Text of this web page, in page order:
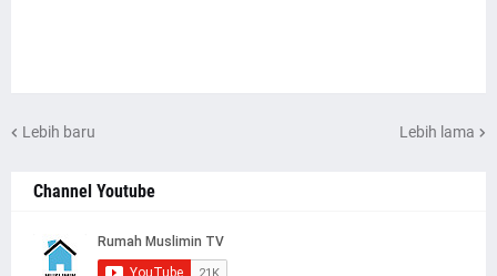
Lebih baru Lebih lama
Channel Youtube